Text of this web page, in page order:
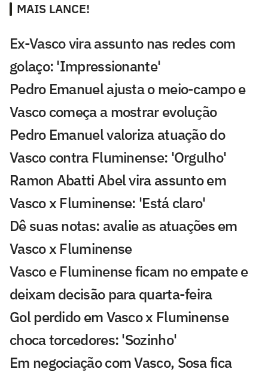
MAIS LANCE!
Ex-Vasco vira assunto nas redes com
golaço: 'Impressionante'
Pedro Emanuel ajusta o meio-campo e
Vasco começa a mostrar evolução
Pedro Emanuel valoriza atuação do
Vasco contra Fluminense: 'Orgulho'
Ramon Abatti Abel vira assunto em
Vasco x Fluminense: 'Está claro'
Dê suas notas: avalie as atuações em
Vasco x Fluminense
Vasco e Fluminense ficam no empate e
deixam decisão para quarta-feira
Gol perdido em Vasco x Fluminense
choca torcedores: 'Sozinho'
Em negociação com Vasco, Sosa fica